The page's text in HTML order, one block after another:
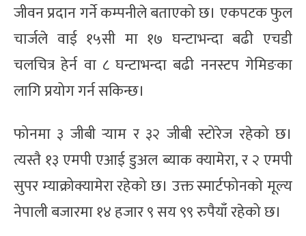
जीवन प्रदान गर्ने कम्पनीले बताएको छ। एकपटक फुल
चार्जले वाई १५सी मा १७ घन्टाभन्दा बढी एचडी
चलचित्र हेर्न वा ८ घन्टाभन्दा बढी ननस्टप गेमिङका
लागि प्रयोग गर्न सकिन्छ।
फोनमा ३ जीबी र्‍याम र ३२ जीबी स्टोरेज रहेको छ।
त्यस्तै १३ एमपी एआई डुअल ब्याक क्यामेरा, र २ एमपी
सुपर म्याक्रोक्यामेरा रहेको छ। उक्त स्मार्टफोनको मूल्य
नेपाली बजारमा १४ हजार ९ सय ९९ रुपैयाँ रहेको छ।